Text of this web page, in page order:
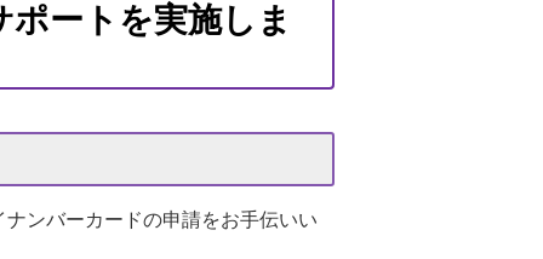
ートを実施しま
ンバーカードの申請をお手伝いい